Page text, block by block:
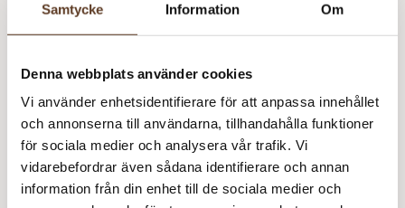
Samtycke Information Om
Denna webbplats använder cookies
Vi använder enhetsidentifierare för att anpassa innehållet
och annonserna till användarna, tillhandahålla funktioner
för sociala medier och analysera vår trafik. Vi
vidarebefordrar även sådana identifierare och annan
information från din enhet till de sociala medier och
Sandnes Garn
Sandnes Cashmere – 5882 Dark Navy (Lager: 15)
Rekommenderade tillbehör